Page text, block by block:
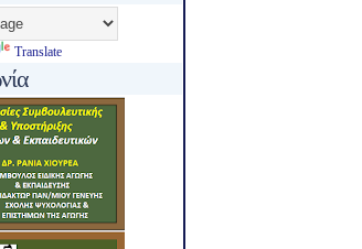
Translate